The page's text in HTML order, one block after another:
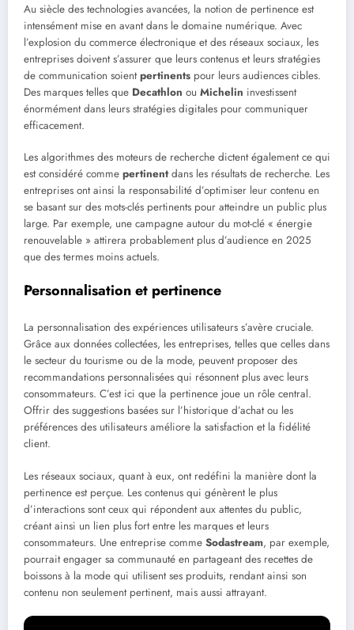
Au siècle des technologies avancées, la notion de pertinence est
intensément mise en avant dans le domaine numérique. Avec
l’explosion du commerce électronique et des réseaux sociaux, les
entreprises doivent s’assurer que leurs contenus et leurs stratégies
de communication soientpertinents pour leurs audiences cibles.
Des marques telles que Decathlon ou Michelin investissent
énormément dans leurs stratégies digitales pour communiquer
efficacement.
Les algorithmes des moteurs de recherche dictent également ce qui
est considéré comme pertinentdans les résultats de recherche. Les
entreprises ont ainsi la responsabilité d’optimiser leur contenu en
se basant sur des mots-clés pertinents pour atteindre un public plus
large. Par exemple, une campagne autour du mot-clé « énergie
renouvelable » attirera probablement plus d’audience en 2025
que des termes moins actuels.
Personnalisation et pertinence
La personnalisation des expériences utilisateurs s’avère cruciale.
Grâce aux données collectées, les entreprises, telles que celles dans
le secteur du tourisme ou de la mode, peuvent proposer des
recommandations personnalisées qui résonnent plus avec leurs
consommateurs. C’est ici que la pertinence joue un rôle central.
Offrir des suggestions basées sur l’historique d’achat ou les
préférences des utilisateurs améliore la satisfaction et la fidélité
client.
Les réseaux sociaux, quant à eux, ont redéfini la manière dont la
pertinence est perçue. Les contenus qui génèrent le plus
d’interactions sont ceux qui répondent aux attentes du public,
créant ainsi un lien plus fort entre les marques et leurs
consommateurs. Une entreprise comme Sodastream, par exemple,
pourrait engager sa communauté en partageant des recettes de
boissons à la mode qui utilisent ses produits, rendant ainsi son
contenu non seulement pertinent, mais aussi attrayant.